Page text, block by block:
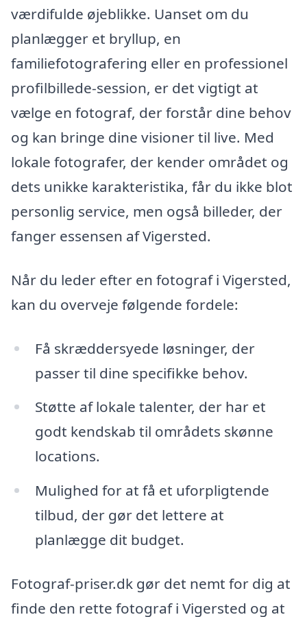
værdifulde øjeblikke. Uanset om du
planlægger et bryllup, en
familiefotografering eller en professionel
profilbillede-session, er det vigtigt at
vælge en fotograf, der forstår dine behov
og kan bringe dine visioner til live. Med
lokale fotografer, der kender området og
dets unikke karakteristika, får du ikke blot
personlig service, men også billeder, der
fanger essensen af Vigersted.
Når du leder efter en fotograf i Vigersted,
kan du overveje følgende fordele:
Få skræddersyede løsninger, der
passer til dine specifikke behov.
Støtte af lokale talenter, der har et
godt kendskab til områdets skønne
locations.
Mulighed for at få et uforpligtende
tilbud, der gør det lettere at
planlægge dit budget.
Fotograf-priser.dk gør det nemt for dig at
finde den rette fotograf i Vigersted og at